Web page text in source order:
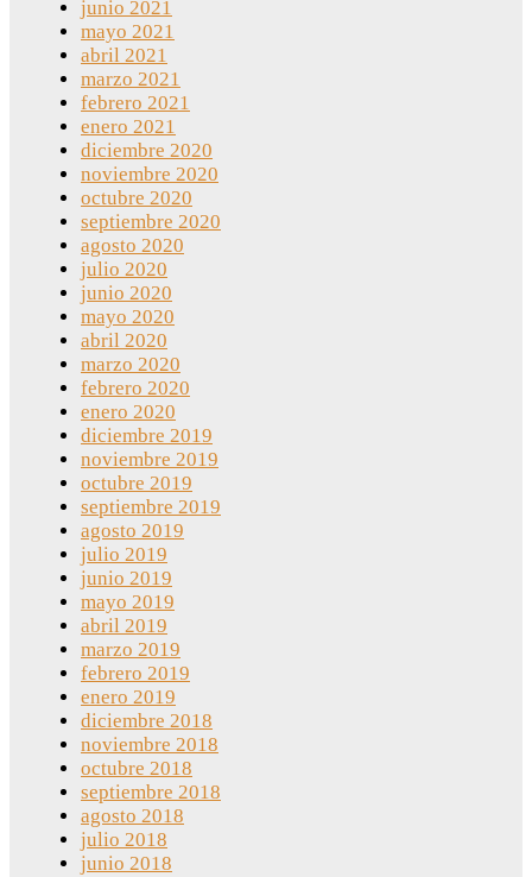
junio 2021
mayo 2021
abril 2021
marzo 2021
febrero 2021
enero 2021
diciembre 2020
noviembre 2020
octubre 2020
septiembre 2020
agosto 2020
julio 2020
junio 2020
mayo 2020
abril 2020
marzo 2020
febrero 2020
enero 2020
diciembre 2019
noviembre 2019
octubre 2019
septiembre 2019
agosto 2019
julio 2019
junio 2019
mayo 2019
abril 2019
marzo 2019
febrero 2019
enero 2019
diciembre 2018
noviembre 2018
octubre 2018
septiembre 2018
agosto 2018
julio 2018
junio 2018